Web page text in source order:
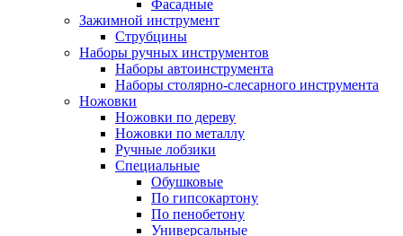
Фасадные
Зажимной инструмент
Струбцины
Наборы ручных инструментов
Наборы автоинструмента
Наборы столярно-слесарного инструмента
Ножовки
Ножовки по дереву
Ножовки по металлу
Ручные лобзики
Специальные
Обушковые
По гипсокартону
По пенобетону
Универсальные